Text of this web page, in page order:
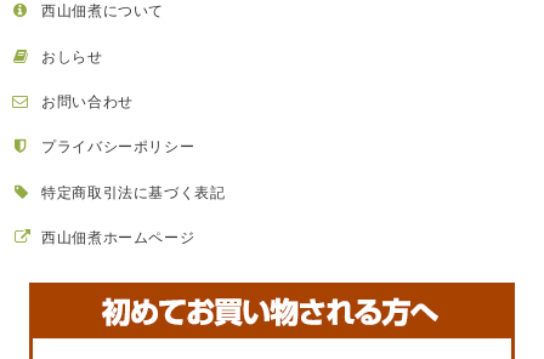
西山佃煮について
おしらせ
お問い合わせ
プライバシーポリシー
特定商取引法に基づく表記
西山佃煮ホームページ